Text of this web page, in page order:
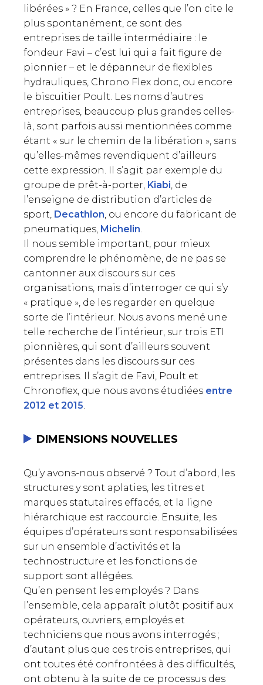
libérées » ? En France, celles que l’on cite le
plus spontanément, ce sont des
entreprises de taille intermédiaire : le
fondeur Favi – c’est lui qui a fait figure de
pionnier – et le dépanneur de flexibles
hydrauliques, Chrono Flex donc, ou encore
le biscuitier Poult. Les noms d’autres
entreprises, beaucoup plus grandes celles-
là, sont parfois aussi mentionnées comme
étant « sur le chemin de la libération », sans
qu’elles-mêmes revendiquent d’ailleurs
cette expression. Il s’agit par exemple du
groupe de prêt-à-porter, Kiabi, de
l’enseigne de distribution d’articles de
sport, Decathlon, ou encore du fabricant de
pneumatiques, Michelin.
Il nous semble important, pour mieux
comprendre le phénomène, de ne pas se
cantonner aux discours sur ces
organisations, mais d’interroger ce qui s’y
« pratique », de les regarder en quelque
sorte de l’intérieur. Nous avons mené une
telle recherche de l’intérieur, sur trois ETI
pionnières, qui sont d’ailleurs souvent
présentes dans les discours sur ces
entreprises. Il s’agit de Favi, Poult et
Chronoflex, que nous avons étudiées entre
2012 et 2015.
DIMENSIONS NOUVELLES
Qu’y avons-nous observé ? Tout d’abord, les
structures y sont aplaties, les titres et
marques statutaires effacés, et la ligne
hiérarchique est raccourcie. Ensuite, les
équipes d’opérateurs sont responsabilisées
sur un ensemble d’activités et la
technostructure et les fonctions de
support sont allégées.
Qu’en pensent les employés ? Dans
l’ensemble, cela apparaît plutôt positif aux
opérateurs, ouvriers, employés et
techniciens que nous avons interrogés ;
d’autant plus que ces trois entreprises, qui
ont toutes été confrontées à des difficultés,
ont obtenu à la suite de ce processus des